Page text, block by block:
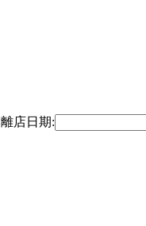
離店日期: